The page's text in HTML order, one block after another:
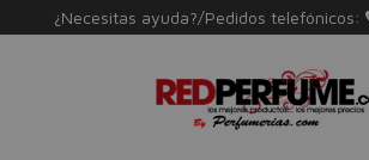
¿Necesitas ayuda?/Pedidos telefónicos: